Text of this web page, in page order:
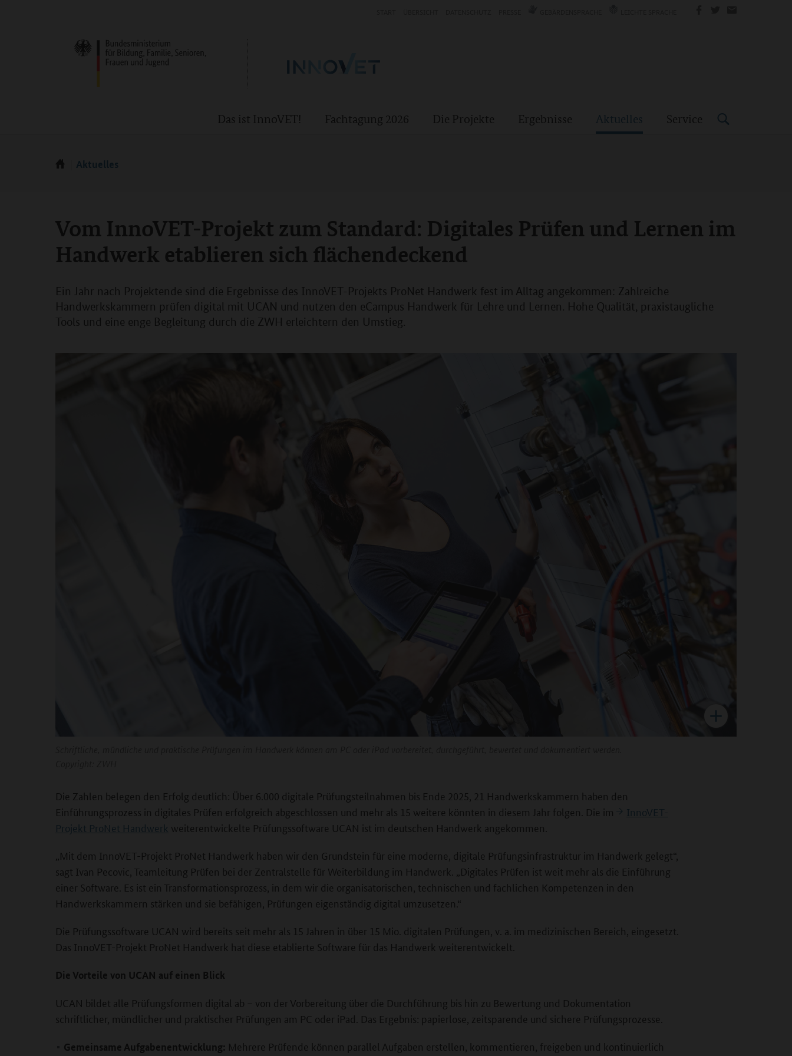
Das ist InnoVET! Fachtagung 2026 Die Projekte Ergebnisse Aktuelles Service
Aktuelles
Vom InnoVET-Projekt zum Standard: Digitales Prüfen und Lernen im
Handwerk etablieren sich flächendeckend
Ein Jahr nach Projektende sind die Ergebnisse des InnoVET-Projekts ProNet Handwerk fest im Alltag angekommen: Zahlreiche
Handwerkskammern prüfen digital mit UCAN und nutzen den eCampus Handwerk für Lehre und Lernen. Hohe Qualität, praxistaugliche
Tools und eine enge Begleitung durch die ZWH erleichtern den Umstieg.
Die Zahlen belegen den Erfolg deutlich: Über 6.000 digitale Prüfungsteilnahmen bis Ende 2025, 21 Handwerkskammern haben den
Einführungsprozess in digitales Prüfen erfolgreich abgeschlossen und mehr als 15 weitere könnten in diesem Jahr folgen. Die im
InnoVET-
Projekt ProNet Handwerk weiterentwickelte Prüfungssoftware UCAN ist im deutschen Handwerk angekommen.
„Mit dem InnoVET-Projekt ProNet Handwerk haben wir den Grundstein für eine moderne, digitale Prüfungsinfrastruktur im Handwerk gelegt“,
sagt Ivan Pecovic, Teamleitung Prüfen bei der Zentralstelle für Weiterbildung im Handwerk. „Digitales Prüfen ist weit mehr als die Einführung
einer Software. Es ist ein Transformationsprozess, in dem wir die organisatorischen, technischen und fachlichen Kompetenzen in den
Handwerkskammern stärken und sie befähigen, Prüfungen eigenständig digital umzusetzen.“
Die Prüfungssoftware UCAN wird bereits seit mehr als 15 Jahren in über 15 Mio. digitalen Prüfungen, v. a. im medizinischen Bereich, eingesetzt.
Das InnoVET-Projekt ProNet Handwerk hat diese etablierte Software für das Handwerk weiterentwickelt.
Die Vorteile von UCAN auf einen Blick
UCAN bildet alle Prüfungsformen digital ab – von der Vorbereitung über die Durchführung bis hin zu Bewertung und Dokumentation
schriftlicher, mündlicher und praktischer Prüfungen am PC oder iPad. Das Ergebnis: papierlose, zeitsparende und sichere Prüfungsprozesse.
Gemeinsame Aufgabenentwicklung: Mehrere Prüfende können parallel Aufgaben erstellen, kommentieren, freigeben und kontinuierlich